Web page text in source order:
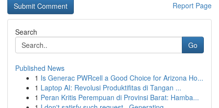
Report Page
Search
Go
Published News
1 Is Generac PWRcell a Good Choice for Arizona Ho...
1 Laptop AI: Revolusi Produktifitas di Tangan ...
1 Peran Kritis Perempuan di Provinsi Barat: Hamba...